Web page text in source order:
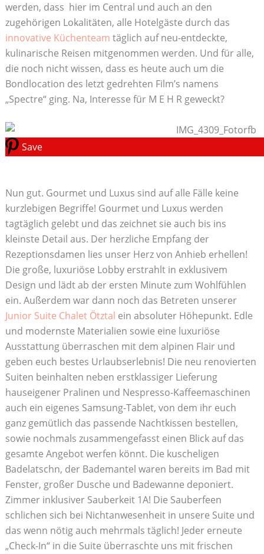
werden, dass hier im Central und auch an den
zugehörigen Lokalitäten, alle Hotelgäste durch das
innovative Küchenteam täglich auf neu-entdeckte,
kulinarische Reisen mitgenommen werden. Und für alle,
die noch nicht wissen, dass es heute auch um die
Bondlocation des letzt gedrehten Film’s namens
„Spectre“ ging. Na, Interesse für M E H R geweckt?
Save
Nun gut. Gourmet und Luxus sind auf alle Fälle keine
kurzlebigen Begriffe! Gourmet und Luxus werden
tagtäglich gelebt und das zeichnet sie auch bis ins
kleinste Detail aus. Der herzliche Empfang der
Rezeptionsdamen lies unser Herz von Anhieb erhellen!
Die große, luxuriöse Lobby erstrahlt in exklusivem
Design und lädt ab der ersten Minute zum Wohlfühlen
ein. Außerdem war dann noch das Betreten unserer
Junior Suite Chalet Ötztal ein absoluter Höhepunkt. Edle
und modernste Materialien sowie eine luxuriöse
Ausstattung überraschen mit dem alpinen Flair und
geben euch bestes Urlaubserlebnis! Die neu renovierten
Suiten beinhalten neben erstklassiger Lieferung
hauseigener Pralinen und Nespresso-Kaffeemaschinen
auch ein eigenes Samsung-Tablet, von dem ihr euch
ganz gemütlich das passende Nachtkissen bestellen,
sowie nochmals zusammengefasst einen Blick auf das
gesamte Angebot werfen könnt. Die kuscheligen
Badelatschn, der Bademantel waren bereits im Bad mit
Fenster, großer Dusche und Badewanne deponiert.
Zimmer inklusiver Sauberkeit 1A! Die Sauberfeen
schlichen sich bei Nichtanwesenheit in unsere Suite und
das wenn nötig auch mehrmals täglich! Jeder erneute
„Check-In“ in die Suite überraschte uns mit frischen